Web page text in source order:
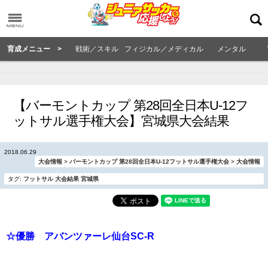
育成メニュー > 戦術／スキル フィジカル／メディカル メンタル
【バーモントカップ 第28回全日本U-12フ
ットサル選手権大会】宮城県大会結果
2018.06.29
大会情報 > バーモントカップ 第28回全日本U-12フットサル選手権大会 > 大会情報
タグ: フットサル 大会結果 宮城県
☆優勝 アバンツァーレ仙台SC-R